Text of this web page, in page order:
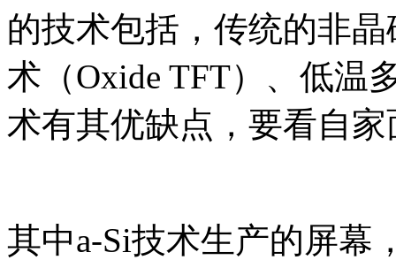
的技术包括，传统的非
术（Oxide TFT）、低温
术有其优缺点，要看自
其中a-Si技术生产的屏幕